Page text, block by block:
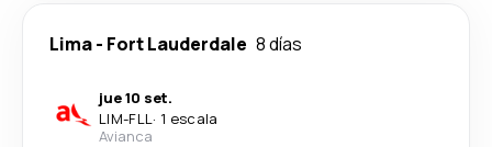
Lima- Fort Lauderdale 8 días
jue 10 set.
LIM-FLL· 1 escala
Avianca